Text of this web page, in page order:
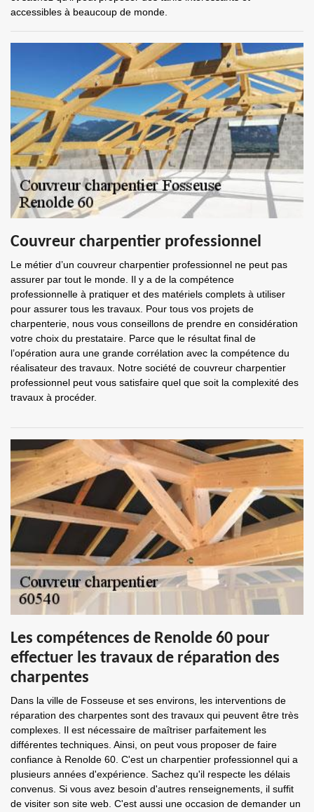
accessibles à beaucoup de monde.
Couvreur charpentier professionnel
Le métier d’un couvreur charpentier professionnel ne peut pas
assurer par tout le monde. Il y a de la compétence
professionnelle à pratiquer et des matériels complets à utiliser
pour assurer tous les travaux. Pour tous vos projets de
charpenterie, nous vous conseillons de prendre en considération
votre choix du prestataire. Parce que le résultat final de
l’opération aura une grande corrélation avec la compétence du
réalisateur des travaux. Notre société de couvreur charpentier
professionnel peut vous satisfaire quel que soit la complexité des
travaux à procéder.
Les compétences de Renolde 60 pour
effectuer les travaux de réparation des
charpentes
Dans la ville de Fosseuse et ses environs, les interventions de
réparation des charpentes sont des travaux qui peuvent être très
complexes. Il est nécessaire de maîtriser parfaitement les
différentes techniques. Ainsi, on peut vous proposer de faire
confiance à Renolde 60. C'est un charpentier professionnel qui a
plusieurs années d'expérience. Sachez qu'il respecte les délais
convenus. Si vous avez besoin d'autres renseignements, il suffit
de visiter son site web. C'est aussi une occasion de demander un